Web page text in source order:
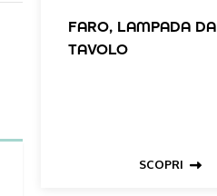
FARO, LAMPADA DA
TAVOLO
SCOPRI